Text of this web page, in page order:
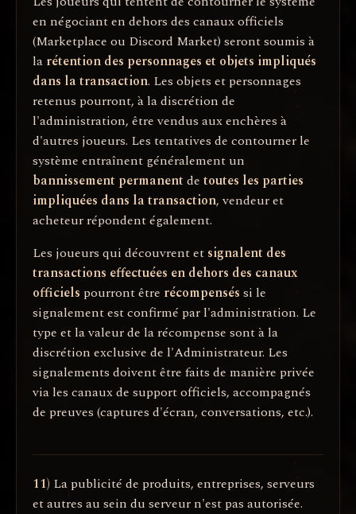
en négociant en dehors des canaux officiels
(Marketplace ou Discord Market) seront soumis à
la rétention des personnages et objets impliqués
dans la transaction. Les objets et personnages
retenus pourront, à la discrétion de
l'administration, être vendus aux enchères à
d'autres joueurs. Les tentatives de contourner le
système entraînent généralement un
bannissement permanent de toutes les parties
impliquées dans la transaction, vendeur et
acheteur répondent également.
Les joueurs qui découvrent et signalent des
transactions effectuées en dehors des canaux
officiels pourront être récompensés si le
signalement est confirmé par l'administration. Le
type et la valeur de la récompense sont à la
discrétion exclusive de l'Administrateur. Les
signalements doivent être faits de manière privée
via les canaux de support officiels, accompagnés
de preuves (captures d'écran, conversations, etc.).
11) La publicité de produits, entreprises, serveurs
et autres au sein du serveur n'est pas autorisée.